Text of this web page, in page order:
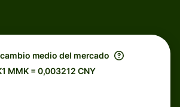
medio del mercado
MMK = 0,003212 CNY